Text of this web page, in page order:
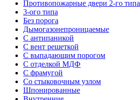
Противопожарные двери 2-го типа
3-ого типа
Без порога
Дымогазонепроницаемые
С антипаникой
С вент решеткой
С выпадающим порогом
С отделкой МДФ
С фрамугой
Со стыковочным узлом
Шпонированные